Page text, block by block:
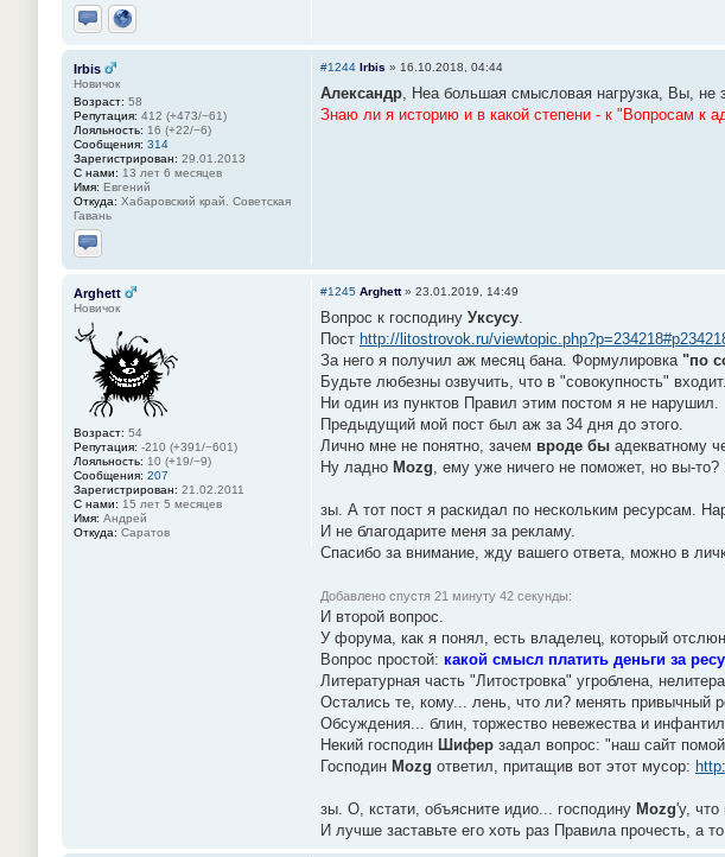
Отправить личное сообщение
Сайт
Irbis
Новичок
Возраст: 58
Репутация: 412 (+473/−61)
Лояльность: 16 (+22/−6)
Сообщения: 314
Зарегистрирован: 29.01.2013
С нами: 13 лет 6 месяцев
Имя: Евгений
Откуда: Хабаровский край. Советская
Гавань
Отправить личное сообщение
#1244 Irbis » 16.10.2018, 04:44
Александр, Неа большая смысловая нагрузка, Вы, не
Знаю ли я историю и в какой степени - к "Вопросам к
Arghett
Новичок
Возраст: 54
Репутация: -210 (+391/−601)
Лояльность: 10 (+19/−9)
Сообщения: 207
Зарегистрирован: 21.02.2011
С нами: 15 лет 5 месяцев
Имя: Андрей
Откуда: Саратов
#1245 Arghett» 23.01.2019, 14:49
Вопрос к господину Уксусу.
Пост http://litostrovok.ru/
За него я получил аж месяц бана. Формулировка "по
Будьте любезны озвучить, что в "совокупность" входит.
Ни один из пунктов Правил этим постом я не нарушил.
Предыдущий мой пост был аж за 34 дня до этого.
Лично мне не понятно, зачем вроде бы адекватному
Ну ладно Mozg, ему уже ничего не поможет, но вы-
зы. А тот пост я раскидал по нескольким ресурсам.
И не благодарите меня за рекламу.
Спасибо за внимание, жду вашего ответа, можно в
Добавлено спустя 21 минуту 42 секунды:
И второй вопрос.
У форума, как я понял, есть владелец, который
Вопрос простой: какой смысл платить деньги за
Литературная часть "Литостровка" угроблена,
Остались те, кому... лень, что ли? менять привычный
Обсуждения... блин, торжество невежества и
Некий господин Шифер задал вопрос: "наш сайт
Господин Mozg ответил, притащив вот этот мусор:
зы. О, кстати, объясните идио... господину Mozg'у,
И лучше заставьте его хоть раз Правила прочесть, а